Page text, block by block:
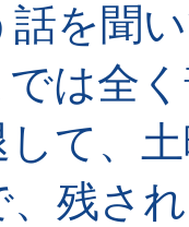
話を聞
は全
して、
残さ